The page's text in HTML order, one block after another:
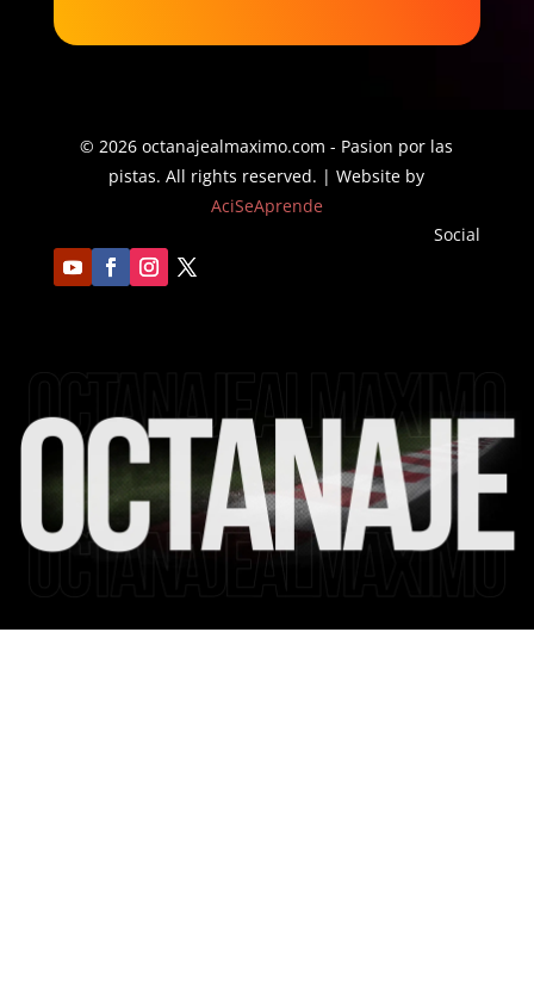
$29.91 hasta
© 2026 octanajealmaximo.com - Pasion por las
pistas. All rights reserved. | Website by
AciSeAprende
Social